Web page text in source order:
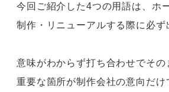
今回ご紹介した4つの用語は、ホ
制作・リニューアルする際に必ず
意味がわからず打ち合わせでその
重要な箇所が制作会社の意向だけ